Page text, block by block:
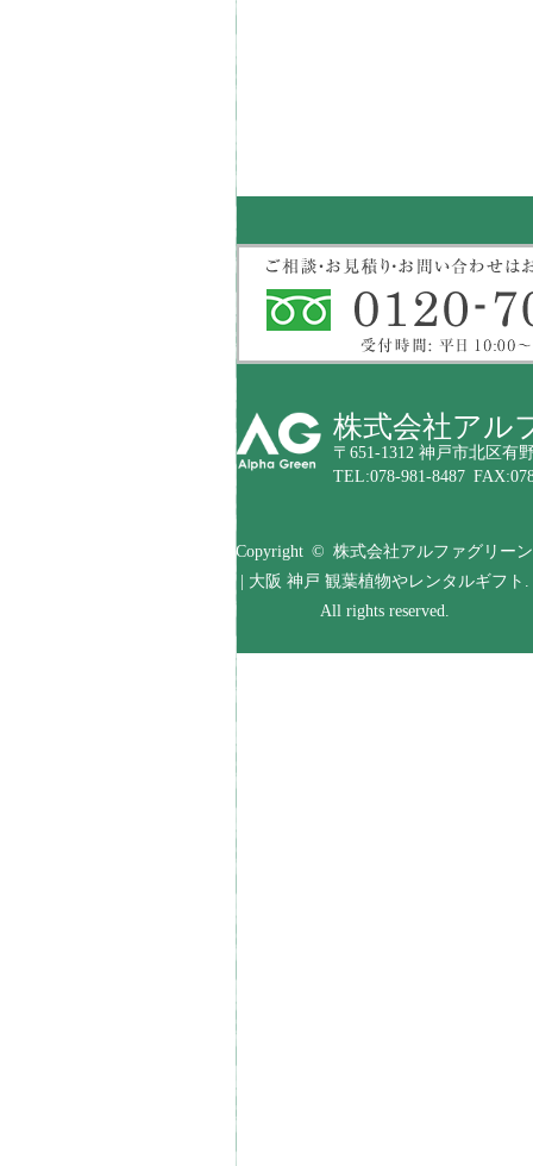
株式会社アル
〒651-1312 神戸市北区有
TEL:078-981-8487
Copyright © 株式会社アルファグリーン
| 大阪 神戸 観葉植物やレンタルギフト.
All rights reserved.